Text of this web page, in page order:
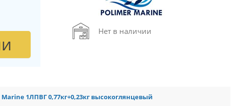
Нет в наличии
1ЛПВГ 0,77кг+0,23кг высокоглянцевый